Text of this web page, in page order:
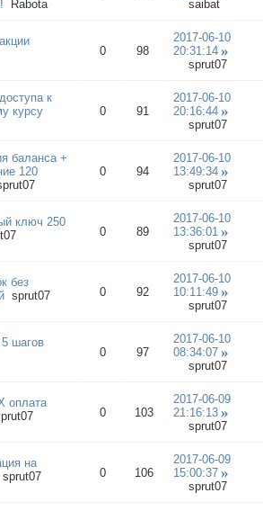
Rаbоtа
saibat
0 98
2017-06-10
20:31:14
sprut07
к
курсу
0 91
2017-06-10
20:16:44
sprut07
баланса +
120
0 94
2017-06-10
13:49:34
sprut07
ключ 250
0 89
2017-06-10
13:36:01
sprut07
без
sprut07 0 92
2017-06-10
10:11:49
sprut07
шагов
0 97
2017-06-10
08:34:07
sprut07
оплата
0 103
2017-06-09
21:16:13
sprut07
на
sprut07 0 106
2017-06-09
15:00:37
sprut07